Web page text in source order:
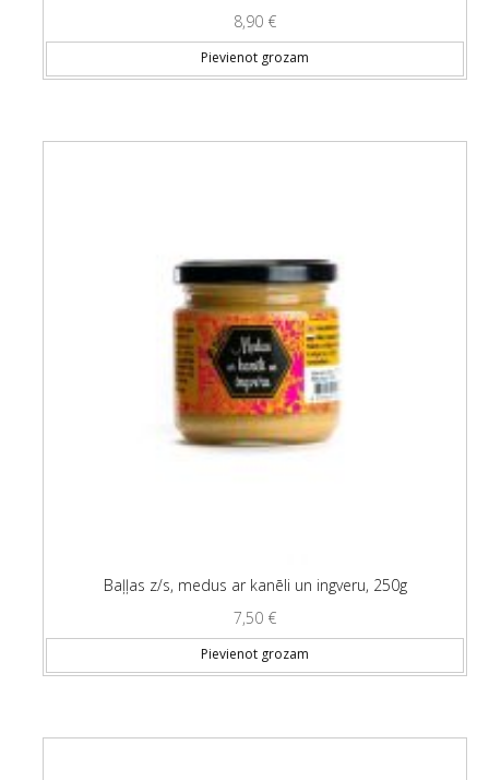
8,90 €
Pievienot grozam
Baļļas z/s, medus ar kanēli un ingveru, 250g
7,50 €
Pievienot grozam